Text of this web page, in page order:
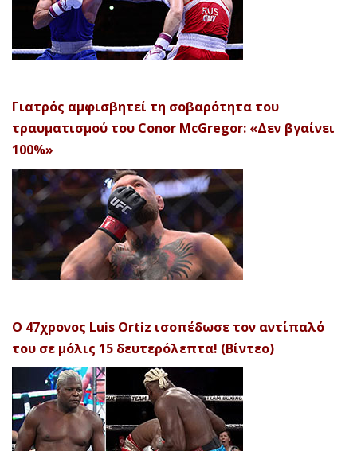
Γιατρός αμφισβητεί τη σοβαρότητα του
τραυματισμού του Conor McGregor: «Δεν βγαίνει
100%»
Ο 47χρονος Luis Ortiz ισοπέδωσε τον αντίπαλό
του σε μόλις 15 δευτερόλεπτα! (Βίντεο)